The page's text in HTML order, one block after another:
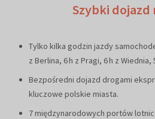
Szybki dojazd
Tylko kilka godzin jazdy
z Berlina, 6 h z Pragi, 6 h z Wiednia,
Bezpośredni dojazd drogami
kluczowe polskie miasta.
7 międzynarodowych portów